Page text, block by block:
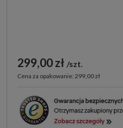
299,00 zł szt.
Cena za opakowanie: 299,00 zł